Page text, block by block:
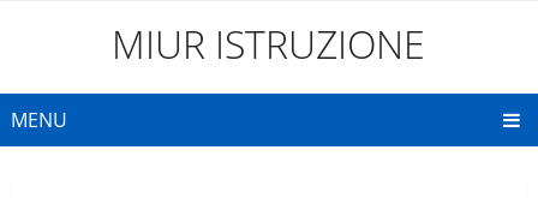
MIUR ISTRUZIONE
MENU